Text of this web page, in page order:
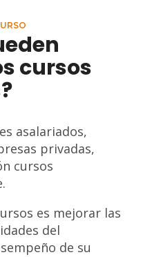
cursos
asalariados,
privadas,
cursos
es mejorar las
del
de su